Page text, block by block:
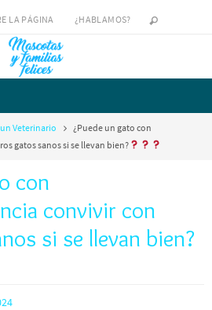
LA PÁGINA ¿HABLAMOS?
Veterinario
¿Puede un gato con
gatos sanos si se llevan bien?
con
convivir con
si se llevan bien?